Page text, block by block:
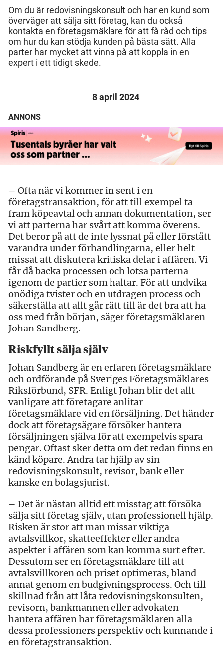
Om du är redovisningskonsult och har en kund som
överväger att sälja sitt företag, kan du också
kontakta en företagsmäklare för att få råd och tips
om hur du kan stödja kunden på bästa sätt. Alla
parter har mycket att vinna på att koppla in en
expert i ett tidigt skede.
8 april 2024
ANNONS
– Ofta när vi kommer in sent i en
företagstransaktion, för att till exempel ta
fram köpeavtal och annan dokumentation, ser
vi att parterna har svårt att komma överens.
Det beror på att de inte lyssnat på eller förstått
varandra under förhandlingarna, eller helt
missat att diskutera kritiska delar i affären. Vi
får då backa processen och lotsa parterna
igenom de partier som haltar. För att undvika
onödiga tvister och en utdragen process och
säkerställa att allt går rätt till är det bra att ha
oss med från början, säger företagsmäklaren
Johan Sandberg.
Riskfyllt sälja själv
Johan Sandberg är en erfaren företagsmäklare
och ordförande på Sveriges Företagsmäklares
Riksförbund, SFR. Enligt Johan blir det allt
vanligare att företagare anlitar
företagsmäklare vid en försäljning. Det händer
dock att företagsägare försöker hantera
försäljningen själva för att exempelvis spara
pengar. Oftast sker detta om det redan finns en
känd köpare. Andra tar hjälp av sin
redovisningskonsult, revisor, bank eller
kanske en bolagsjurist.
– Det är nästan alltid ett misstag att försöka
sälja sitt företag själv, utan professionell hjälp.
Risken är stor att man missar viktiga
avtalsvillkor, skatteeffekter eller andra
aspekter i affären som kan komma surt efter.
Dessutom ser en företagsmäklare till att
avtalsvillkoren och priset optimeras, bland
annat genom en budgivningsprocess. Och till
skillnad från att låta redovisningskonsulten,
revisorn, bankmannen eller advokaten
hantera affären har företagsmäklaren alla
dessa professioners perspektiv och kunnande i
en företagstransaktion.